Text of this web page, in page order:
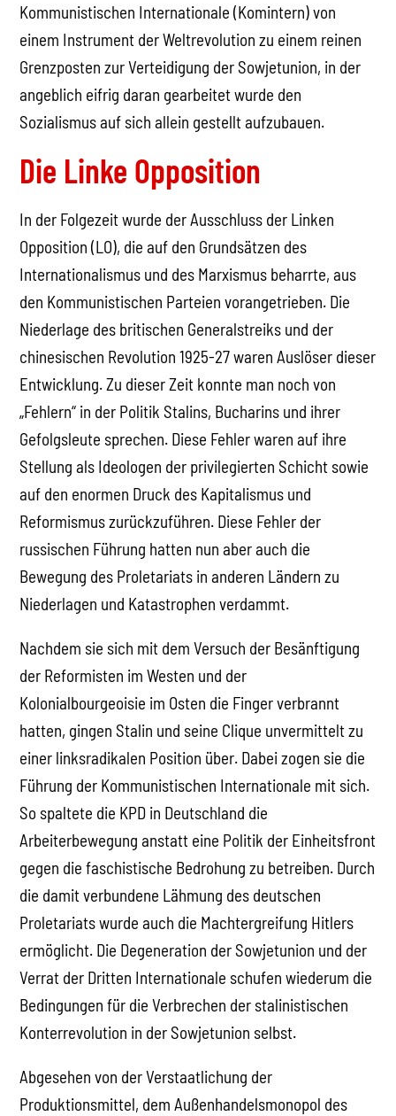
Kommunistischen Internationale (Komintern) von
einem Instrument der Weltrevolution zu einem reinen
Grenzposten zur Verteidigung der Sowjetunion, in der
angeblich eifrig daran gearbeitet wurde den
Sozialismus auf sich allein gestellt aufzubauen.
Die Linke Opposition
In der Folgezeit wurde der Ausschluss der Linken
Opposition (LO), die auf den Grundsätzen des
Internationalismus und des Marxismus beharrte, aus
den Kommunistischen Parteien vorangetrieben. Die
Niederlage des britischen Generalstreiks und der
chinesischen Revolution 1925-27 waren Auslöser dieser
Entwicklung. Zu dieser Zeit konnte man noch von
„Fehlern“ in der Politik Stalins, Bucharins und ihrer
Gefolgsleute sprechen. Diese Fehler waren auf ihre
Stellung als Ideologen der privilegierten Schicht sowie
auf den enormen Druck des Kapitalismus und
Reformismus zurückzuführen. Diese Fehler der
russischen Führung hatten nun aber auch die
Bewegung des Proletariats in anderen Ländern zu
Niederlagen und Katastrophen verdammt.
Nachdem sie sich mit dem Versuch der Besänftigung
der Reformisten im Westen und der
Kolonialbourgeoisie im Osten die Finger verbrannt
hatten, gingen Stalin und seine Clique unvermittelt zu
einer linksradikalen Position über. Dabei zogen sie die
Führung der Kommunistischen Internationale mit sich.
So spaltete die KPD in Deutschland die
Arbeiterbewegung anstatt eine Politik der Einheitsfront
gegen die faschistische Bedrohung zu betreiben. Durch
die damit verbundene Lähmung des deutschen
Proletariats wurde auch die Machtergreifung Hitlers
ermöglicht. Die Degeneration der Sowjetunion und der
Verrat der Dritten Internationale schufen wiederum die
Bedingungen für die Verbrechen der stalinistischen
Konterrevolution in der Sowjetunion selbst.
Abgesehen von der Verstaatlichung der
Produktionsmittel, dem Außenhandelsmonopol des